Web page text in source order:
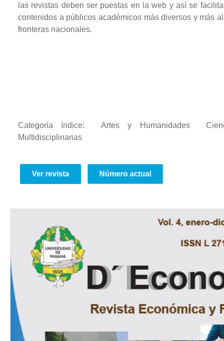
las revistas deben ser puestas en la web y así se
contenidos a públicos académicos más diversos y más
fronteras nacionales.
Categoría índice: Artes y Humanidades
Multidisciplinarias
Ver revista Número actual